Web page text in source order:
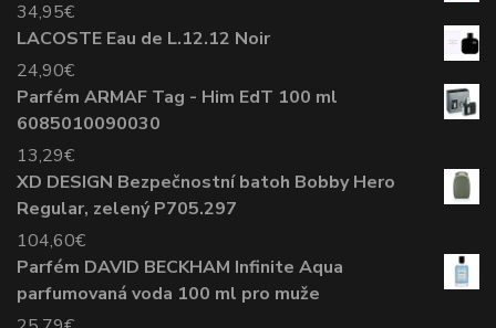
34,95€
LACOSTE Eau de L.12.12 Noir
24,90€
Parfém ARMAF Tag - Him EdT 100 ml
6085010090030
13,29€
XD DESIGN Bezpečnostní batoh Bobby Hero
Regular, zelený P705.297
104,60€
Parfém DAVID BECKHAM Infinite Aqua
parfumovaná voda 100 ml pro muže